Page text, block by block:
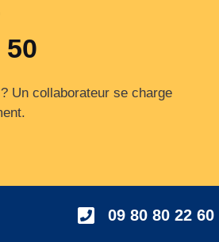
Un collaborateur se charge
09 80 80 22 60